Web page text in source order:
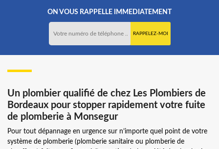
ON VOUS RAPPELLE IMMEDIATEMENT
Un plombier qualifié de chez Les Plombiers de
Bordeaux pour stopper rapidement votre fuite
de plomberie à Monsegur
Pour tout dépannage en urgence sur n’importe quel point de votre
système de plomberie (plomberie sanitaire ou plomberie de